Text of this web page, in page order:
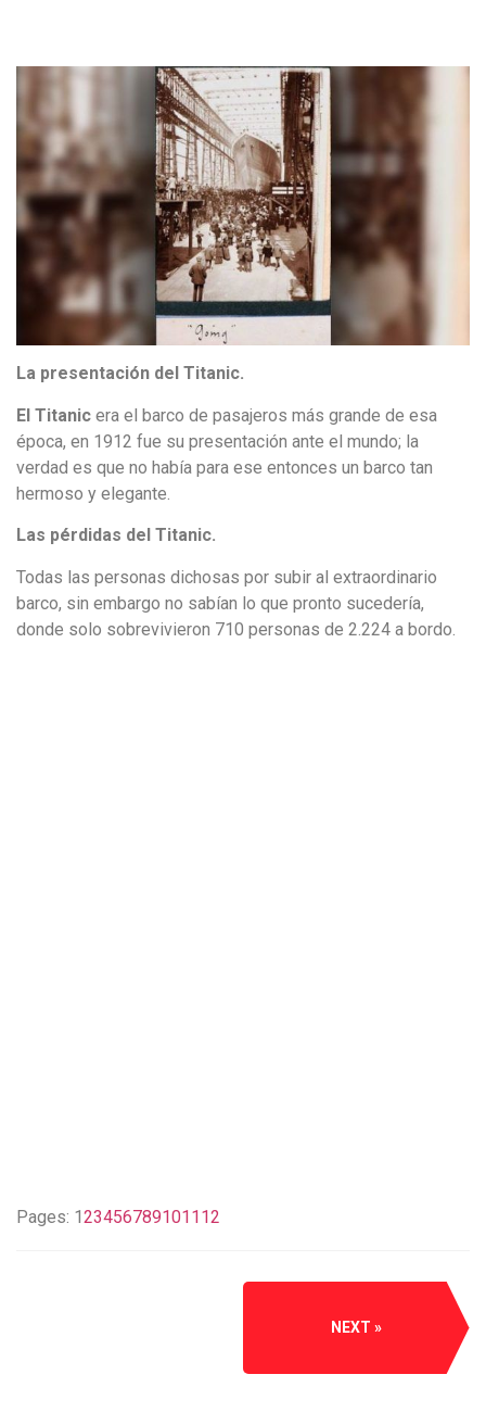
La presentación del Titanic.
El Titanic era el barco de pasajeros más grande de esa
época, en 1912 fue su presentación ante el mundo; la
verdad es que no había para ese entonces un barco tan
hermoso y elegante.
Las pérdidas del Titanic.
Todas las personas dichosas por subir al extraordinario
barco, sin embargo no sabían lo que pronto sucedería,
donde solo sobrevivieron 710 personas de 2.224 a bordo.
Pages: 123456789101112
NEXT